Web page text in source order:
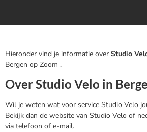
Hieronder vind je informatie over Studio
Bergen op Zoom .
Over Studio Velo in
Wil je weten wat voor service Studio Velo
Bekijk dan de website van Studio Velo of
via telefoon of e-mail.